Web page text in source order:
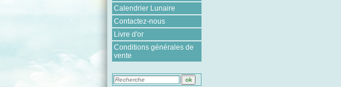
Calendrier Lunaire
Contactez-nous
Livre d'or
Conditions générales de
vente